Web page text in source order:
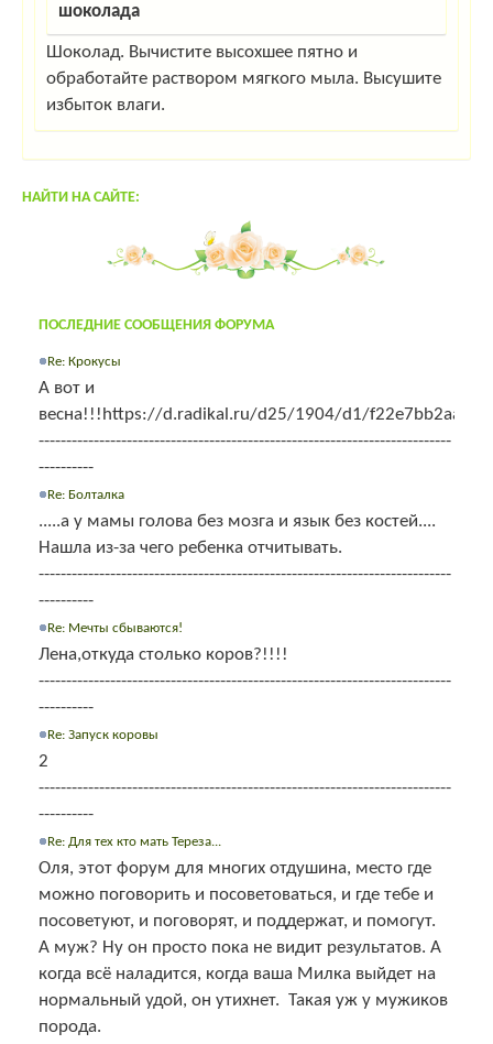
шоколада
Шоколад. Вычистите высохшее пятно и
обработайте раствором мягкого мыла. Высушите
избыток влаги.
НАЙТИ НА САЙТЕ:
ПОСЛЕДНИЕ СООБЩЕНИЯ ФОРУМА
Re: Крокусы
А вот и
весна!!!https://d.radikal.ru/d25/1904/d1/
---------------------------------------------------------------------------
----------
Re: Болталка
.....а у мамы голова без мозга и язык без костей....
Нашла из-за чего ребенка отчитывать.
---------------------------------------------------------------------------
----------
Re: Мечты сбываются!
Лена,откуда столько коров?!!!!
---------------------------------------------------------------------------
----------
Re: Запуск коровы
2
---------------------------------------------------------------------------
----------
Re: Для тех кто мать Тереза...
Оля, этот форум для многих отдушина, место где
можно поговорить и посоветоваться, и где тебе и
посоветуют, и поговорят, и поддержат, и помогут.
А муж? Ну он просто пока не видит результатов. А
когда всё наладится, когда ваша Милка выйдет на
нормальный удой, он утихнет. Такая уж у мужиков
порода.